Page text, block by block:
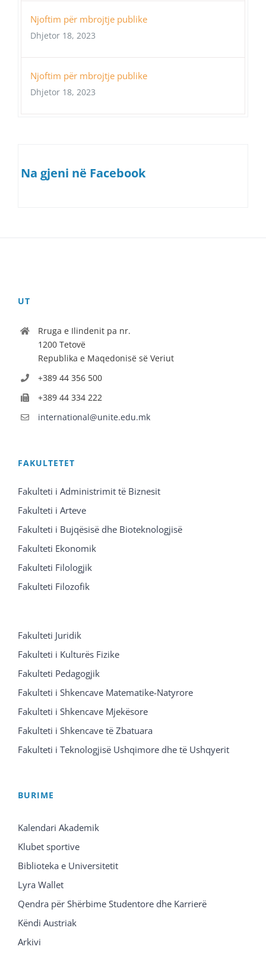
Njoftim për mbrojtje publike
Dhjetor 18, 2023
Njoftim për mbrojtje publike
Dhjetor 18, 2023
Na gjeni në Facebook
UT
Rruga e Ilindenit pa nr.
1200 Tetovë
Republika e Maqedonisë së Veriut
+389 44 356 500
+389 44 334 222
international@unite.edu.mk
FAKULTETET
Fakulteti i Administrimit të Biznesit
Fakulteti i Arteve
Fakulteti i Bujqësisë dhe Bioteknologjisë
Fakulteti Ekonomik
Fakulteti Filologjik
Fakulteti Filozofik
Fakulteti Juridik
Fakulteti i Kulturës Fizike
Fakulteti Pedagogjik
Fakulteti i Shkencave Matematike-Natyrore
Fakulteti i Shkencave Mjekësore
Fakulteti i Shkencave të Zbatuara
Fakulteti i Teknologjisë Ushqimore dhe të Ushqyerit
BURIME
Kalendari Akademik
Klubet sportive
Biblioteka e Universitetit
Lyra Wallet
Qendra për Shërbime Studentore dhe Karrierë
Këndi Austriak
Arkivi